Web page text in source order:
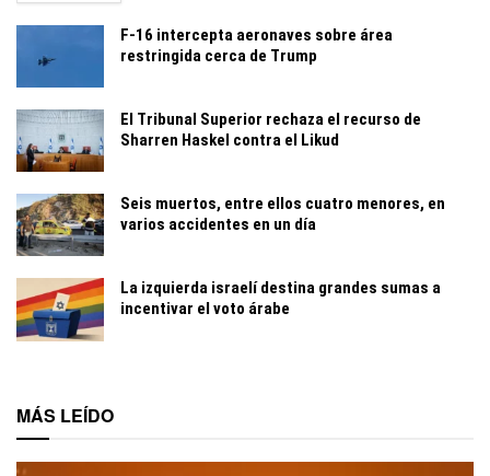
F-16 intercepta aeronaves sobre área
restringida cerca de Trump
El Tribunal Superior rechaza el recurso de
Sharren Haskel contra el Likud
Seis muertos, entre ellos cuatro menores, en
varios accidentes en un día
La izquierda israelí destina grandes sumas a
incentivar el voto árabe
MÁS LEÍDO